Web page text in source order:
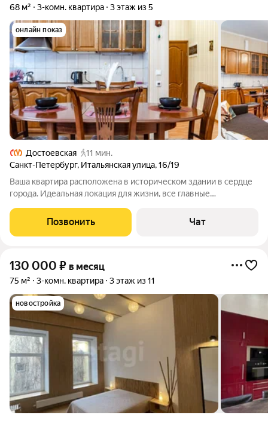
68 м² 3-комн. квартира 3 этаж из 5
онлайн показ
Достоевская
11 мин.
Санкт-Петербург, Итальянская улица,16/19
Ваша квартира расположена в историческом здании в сердце
города. Идеальная локация для жизни, все главные
расположение экономит ваше время: До Эрмитажа иПозвонить Чат
130 000 ₽ в месяц
75 м² 3-комн. квартира 3 этаж из 11
новостройка